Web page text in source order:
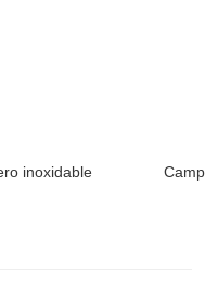
inoxidable